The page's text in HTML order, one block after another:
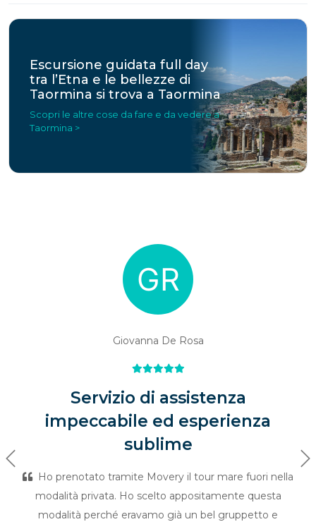
Escursione guidata full day
tra l’Etna e le bellezze di
Taormina si trova a Taormina
Scopri le altre cose da fare e da vedere a
Taormina >
Giovanna De Rosa
Servizio di assistenza
impeccabile ed esperienza
sublime
Ho prenotato tramite Movery il tour mare fuori nella
modalità privata. Ho scelto appositamente questa
modalità perché eravamo già un bel gruppetto e
Previous